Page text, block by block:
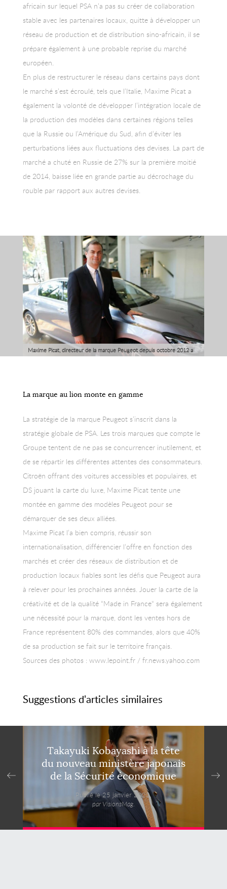
africain sur lequel PSA n’a pas su créer de collaboration
stable avec les partenaires locaux, quitte à développer un
réseau de production et de distribution sino-africain, il se
prépare également à une probable reprise du marché
européen.
En plus de restructurer le réseau dans certains pays dont
le marché s’est écroulé, tels que l’Italie, Maxime Picat a
également la volonté de développer l’intégration locale de
la production des modèles dans certaines régions telles
que la Russie ou l’Amérique du Sud, afin d’éviter les
perturbations liées aux fluctuations des devises. La part de
marché a chuté en Russie de 27% sur la première moitié
de 2014, baisse liée en grande partie au décrochage du
rouble par rapport aux autres devises.
Maxime Picat, directeur de la marque Peugeot depuis octobre 2012 a
La marque au lion monte en gamme
La stratégie de la marque Peugeot s’inscrit dans la
stratégie globale de PSA. Les trois marques que compte le
Groupe tentent de ne pas se concurrencer inutilement, et
de se répartir les différentes attentes des consommateurs.
Citroën offrant des voitures accessibles et populaires, et
DS jouant la carte du luxe, Maxime Picat tente une
montée en gamme des modèles Peugeot pour se
démarquer de ses deux alliées.
Maxime Picat l’a bien compris, réussir son
internationalisation, différencier l’offre en fonction des
marchés et créer des réseaux de distribution et de
production locaux fiables sont les défis que Peugeot aura
à relever pour les prochaines années. Jouer la carte de la
créativité et de la qualité “Made in France“ sera également
une nécessité pour la marque, dont les ventes hors de
France représentent 80% des commandes, alors que 40%
de sa production se fait sur le territoire français.
Sources des photos : www.lepoint.fr / fr.news.yahoo.com
Suggestions d'articles similaires
Takayuki Kobayashi à la tête
du nouveau ministère japonais
de la Sécurité économique
Publié le 25 janvier 2022,
par VisionsMag.